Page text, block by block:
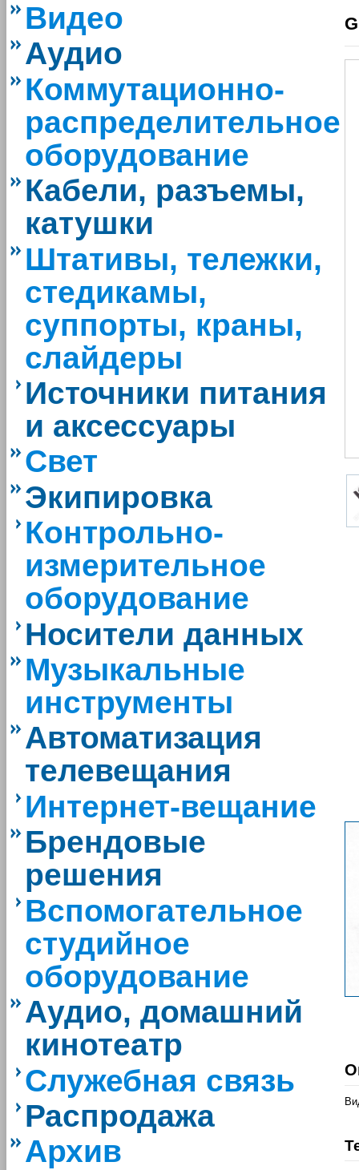
Видео
Аудио
Коммутационно-
распределительное
оборудование
Кабели, разъемы,
катушки
Штативы, тележки,
стедикамы,
суппорты, краны,
слайдеры
Источники питания
и аксессуары
Свет
Экипировка
Контрольно-
измерительное
оборудование
Носители данных
Музыкальные
инструменты
Автоматизация
телевещания
Интернет-вещание
Брендовые
решения
Вспомогательное
студийное
оборудование
Аудио, домашний
кинотеатр
Служебная связь
Распродажа
Архив